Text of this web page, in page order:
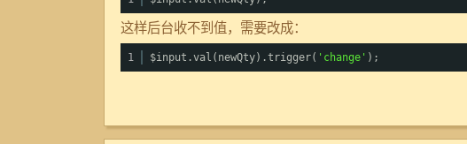
这样后台收不到值，需要改成：
1 $input.val(newQty).trigger( 'change' );